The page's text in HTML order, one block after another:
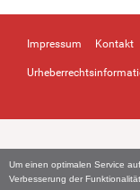
Um einen optimalen Service
Verbesserung der
Impressum Kontakt